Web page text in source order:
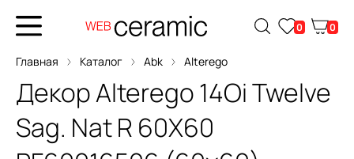
0 0
Главная Каталог Abk Alterego
ДекорAlterego 14Oi Twelve
Sag. Nat R 60X60